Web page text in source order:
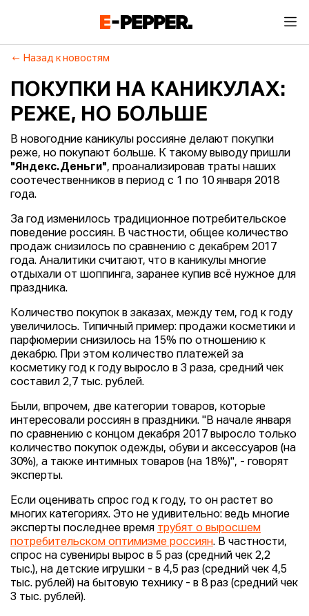
Назад к новостям
ПОКУПКИ НА КАНИКУЛАХ:
РЕЖЕ, НО БОЛЬШЕ
В новогодние каникулы россияне делают покупки
реже, но покупают больше. К такому выводу пришли
"Яндекс.Деньги", проанализировав траты наших
соотечественников в период с 1 по 10 января 2018
года.
За год изменилось традиционное потребительское
поведение россиян. В частности, общее количество
продаж снизилось по сравнению с декабрем 2017
года. Аналитики считают, что в каникулы многие
отдыхали от шоппинга, заранее купив всё нужное для
праздника.
Количество покупок в заказах, между тем, год к году
увеличилось. Типичный пример: продажи косметики и
парфюмерии снизилось на 15% по отношению к
декабрю. При этом количество платежей за
косметику год к году выросло в 3 раза, средний чек
составил 2,7 тыс. рублей.
Были, впрочем, две категории товаров, которые
интересовали россиян в праздники. "В начале января
по сравнению с концом декабря 2017 выросло только
количество покупок одежды, обуви и аксессуаров (на
30%), а также интимных товаров (на 18%)", - говорят
эксперты.
Если оценивать спрос год к году, то он растет во
многих категориях. Это не удивительно: ведь многие
эксперты последнее время трубят о выросшем
потребительском оптимизме россиян. В частности,
спрос на сувениры вырос в 5 раз (средний чек 2,2
тыс.), на детские игрушки - в 4,5 раз (средний чек 4,5
тыс. рублей) на бытовую технику - в 8 раз (средний чек
3 тыс. рублей).